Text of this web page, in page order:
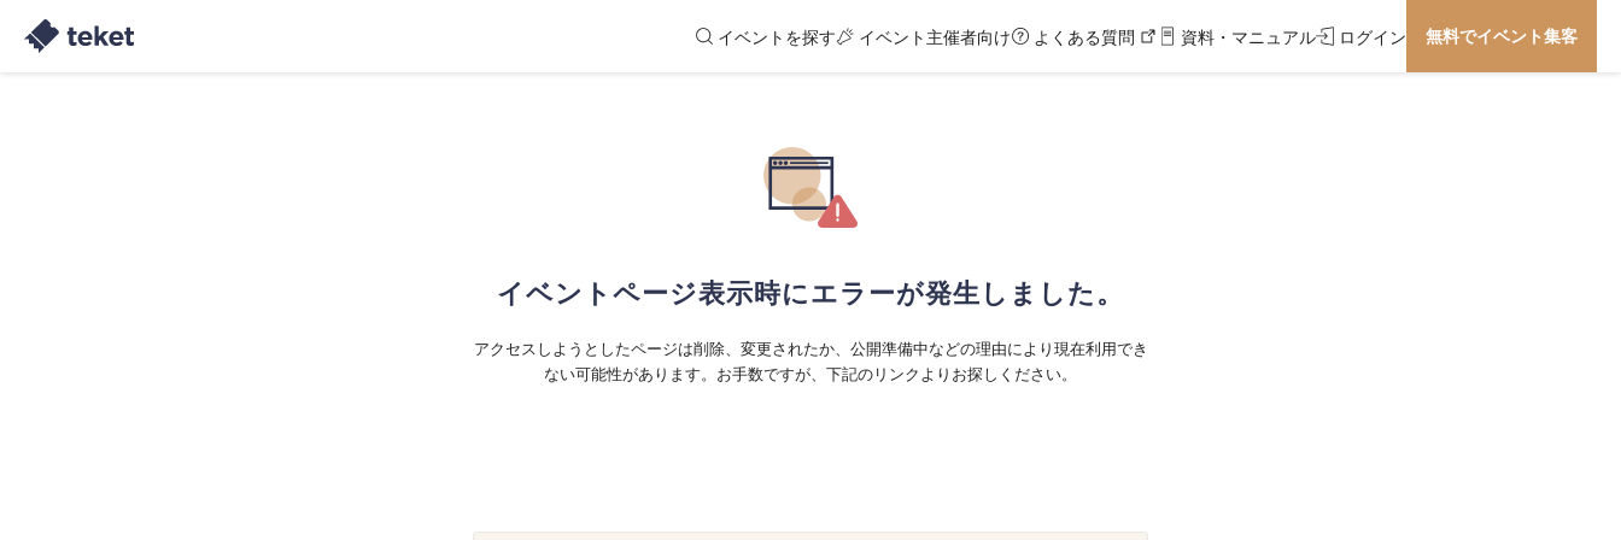
イベントを探す イベント主催者向け よくある質問 資料・マニュアル ログイン 無料でイベント集客
イベントページ表示時にエラーが発生しました。
アクセスしようとしたページは削除、変更されたか、公開準備中などの理由により現在利用でき
ない可能性があります。お手数ですが、下記のリンクよりお探しください。